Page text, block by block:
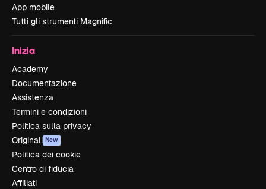
App mobile
Tutti gli strumenti Magnific
Inizia
Academy
Documentazione
Assistenza
Termini e condizioni
Politica sulla privacy
Originali New
Politica dei cookie
Centro di fiducia
Affiliati